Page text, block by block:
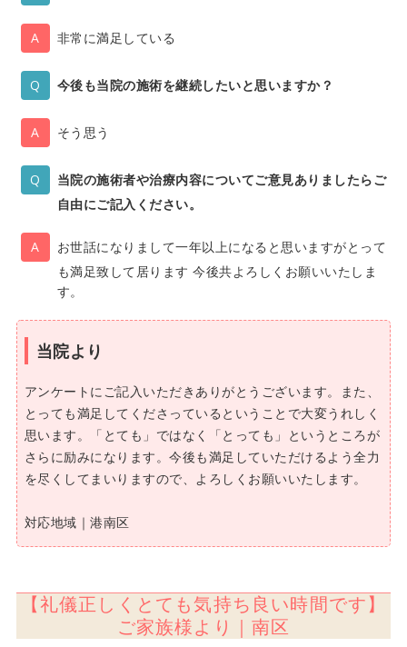
非常に満足している
今後も当院の施術を継続したいと思いますか？
そう思う
当院の施術者や治療内容についてご意見ありましたらご
自由にご記入ください。
お世話になりまして一年以上になると思いますがとって
も満足致して居ります 今後共よろしくお願いいたしま
す。
当院より
アンケートにご記入いただきありがとうございます。また、
とっても満足してくださっているということで大変うれしく
思います。「とても」ではなく「とっても」というところが
さらに励みになります。今後も満足していただけるよう全力
を尽くしてまいりますので、よろしくお願いいたします。
対応地域｜港南区
【礼儀正しくとても気持ち良い時間です】
ご家族様より｜南区